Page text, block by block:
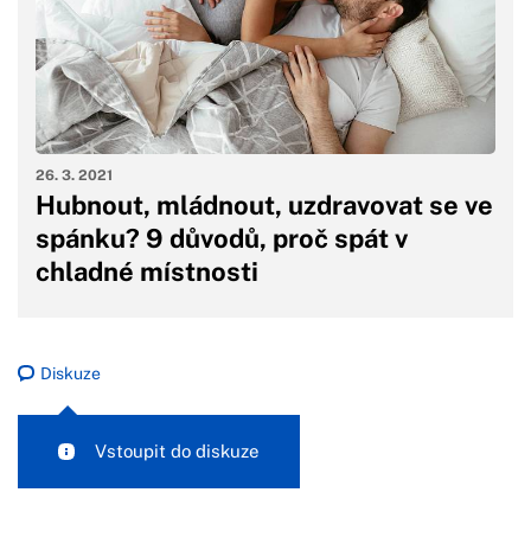
Hubnout, mládnout, uzdravovat se ve
spánku? 9 důvodů, proč spát v
chladné místnosti
26. 3. 2021
Diskuze
Vstoupit do diskuze